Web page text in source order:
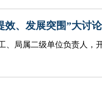
效、发展突围”大讨论
、局属二级单位负责人，